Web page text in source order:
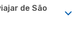
de São